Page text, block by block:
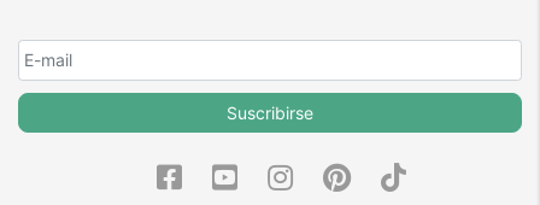
Suscribirse